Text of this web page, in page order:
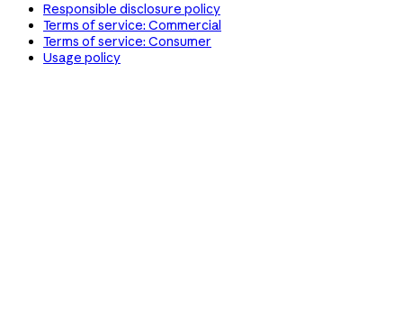
Responsible disclosure policy
Terms of service: Commercial
Terms of service: Consumer
Usage policy